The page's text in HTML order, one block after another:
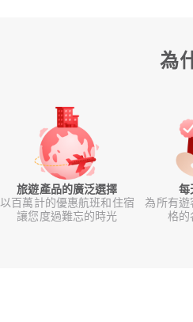
為
旅遊產品的廣泛選擇
以百萬計的優惠航班和住宿
讓您度過難忘的時光
每
為所有遊
格的